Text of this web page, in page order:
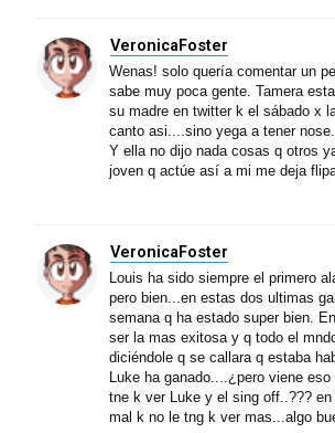
VeronicaFoster
Wenas! solo quería comentar un
sabe muy poca gente. Tamera
su madre en twitter k el sábado x
canto asi....sino yega a tener
Y ella no dijo nada cosas q otros
joven q actúe así a mi me deja
VeronicaFoster
Louis ha sido siempre el primero
pero bien...en estas dos ultimas
semana q ha estado super bien.
ser la mas exitosa y q todo el
diciéndole q se callara q estaba
Luke ha ganado....¿pero viene
tne k ver Luke y el sing off..???
mal k no le tng k ver mas...algo